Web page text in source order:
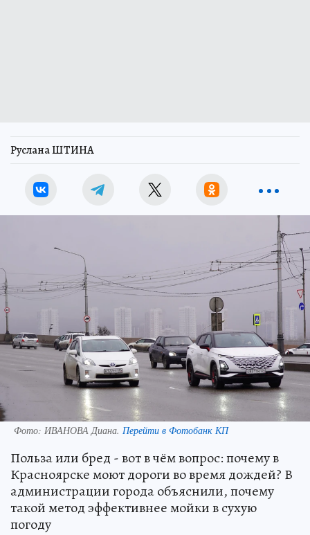
Руслана ШТИНА
Фото: ИВАНОВА Диана. Перейти в Фотобанк КП
Польза или бред - вот в чём вопрос: почему в
Красноярске моют дороги во время дождей? В
администрации города объяснили, почему
такой метод эффективнее мойки в сухую
погоду